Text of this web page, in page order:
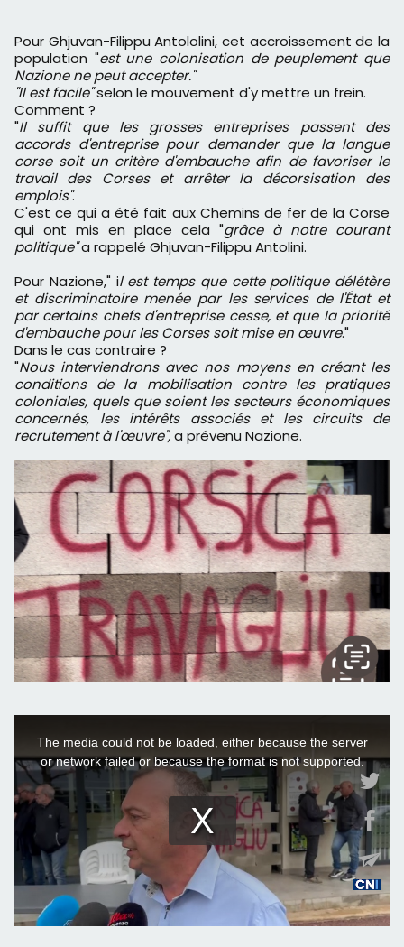
Pour Ghjuvan-Filippu Antololini, cet accroissement de la
population "est une colonisation de peuplement que
Nazione ne peut accepter."
"Il est facile"selon le mouvement d'y mettre un frein.
Comment ?
"Il suffit que les grosses entreprises passent des
accords d'entreprise pour demander que la langue
corse soit un critère d'embauche afin de favoriser le
travail des Corses et arrêter la décorsisation des
emplois".
C'est ce qui a été fait aux Chemins de fer de la Corse
qui ont mis en place cela "grâce à notre courant
politique"a rappelé Ghjuvan-Filippu Antolini.
Pour Nazione," il est temps que cette politique délétère
et discriminatoire menée par les services de l'État et
par certains chefs d'entreprise cesse, et que la priorité
d'embauche pour les Corses soit mise en œuvre."
Dans le cas contraire ?
"Nous interviendrons avec nos moyens en créant les
conditions de la mobilisation contre les pratiques
coloniales, quels que soient les secteurs économiques
concernés, les intérêts associés et les circuits de
recrutement à l'œuvre",a prévenu Nazione.